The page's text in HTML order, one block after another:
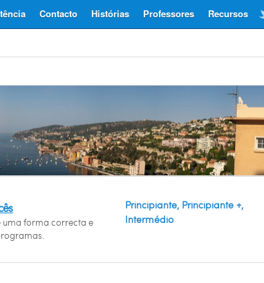
Recursos
Professores
Histórias
Contacto
uma forma correcta e
Principiante, Principiante +,
Intermédio